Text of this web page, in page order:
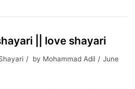
|| love shayari
by Mohammad Adil
June